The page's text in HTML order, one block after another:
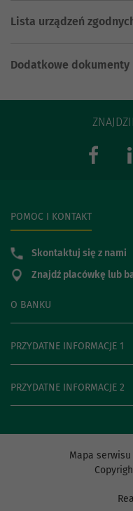
Lista urządzeń
Dodatkowe dokumenty
O BANKU
PRZYDATNE INFORMACJE 1
PRZYDATNE INFORMACJE 2
POMOC I KONTAKT
Skontaktuj się z nami
Znajdź placówkę lub
Mapa serwisu